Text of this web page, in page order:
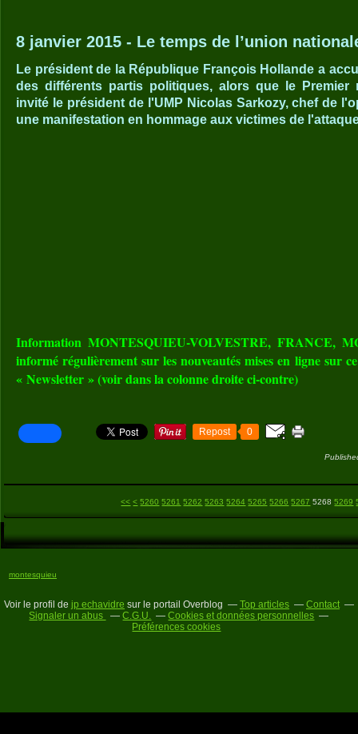
8 janvier 2015 - Le temps de l’union
Le président de la République François Hollande a
des différents partis politiques, alors que le Premier
invité le président de l'UMP Nicolas Sarkozy, chef de
une manifestation en hommage aux victimes de
Information MONTESQUIEU-VOLVESTRE, FRANCE,
informé régulièrement sur les nouveautés mises en ligne sur
« Newsletter » (voir dans la colonne droite ci-contre)
Repost 0
<< < 5200
5210
5220
5230
5240
5250
5260 5261 5262 5263 5264 5265 5266 5267 5268 5269
montesquieu
Voir le profil de jp echavidre sur le portail Overblog Top articles
Contact
Signaler un abus
C.G.U.
Cookies et données personnelles
Préférences cookies